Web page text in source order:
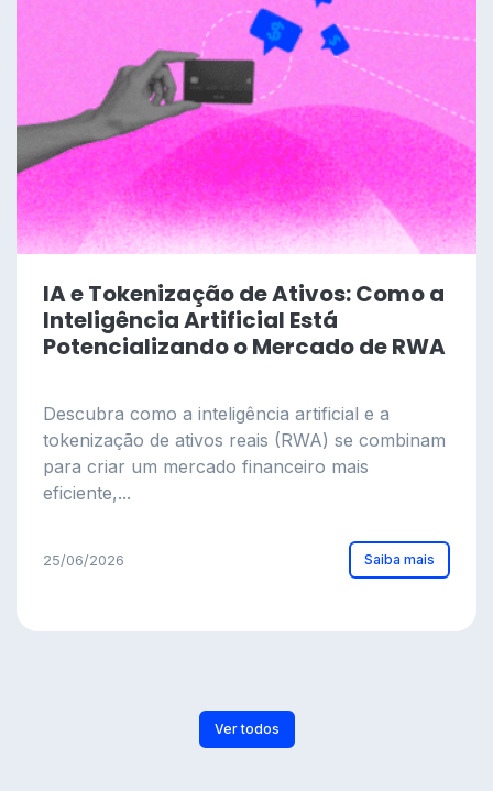
IA e Tokenização de Ativos: Como a
Inteligência Artificial Está
Potencializando o Mercado de RWA
Descubra como a inteligência artificial e a
tokenização de ativos reais (RWA) se combinam
para criar um mercado financeiro mais
eficiente,...
25/06/2026 Saiba mais
Ver todos